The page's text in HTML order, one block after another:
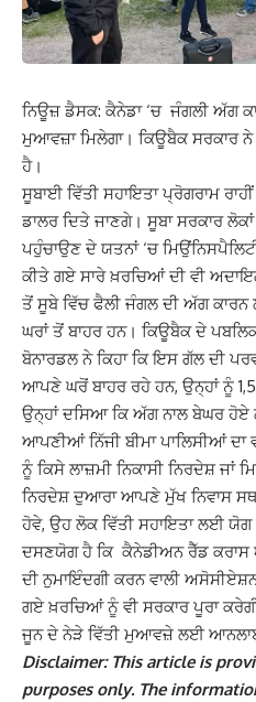
ਨਿਊਜ਼ ਡੈਸਕ: ਕੈਨੇਡਾ ‘ਚ ਜੰਗਲੀ ਅੱਗ
ਮੁਆਵਜ਼ਾ ਮਿਲੇਗਾ। ਕਿਊਬੈਕ ਸਰਕਾਰ
ਹੈ।
ਸੂਬਾਈ ਵਿੱਤੀ ਸਹਾਇਤਾ ਪ੍ਰੋਗਰਾਮ
ਡਾਲਰ ਦਿਤੇ ਜਾਣਗੇ। ਸੂਬਾ ਸਰਕਾਰ
ਪਹੁੰਚਾਉਣ ਦੇ ਯਤਨਾਂ ‘ਚ
ਕੀਤੇ ਗਏ ਸਾਰੇ ਖ਼ਰਚਿਆਂ ਦੀ ਵੀ
ਤੋਂ ਸੂਬੇ ਵਿੱਚ ਫੈਲੀ ਜੰਗਲ ਦੀ ਅੱਗ
ਘਰਾਂ ਤੋਂ ਬਾਹਰ ਹਨ। ਕਿਊਬੈਕ ਦੇ
ਬੋਨਾਰਡਲ ਨੇ ਕਿਹਾ ਕਿ ਇਸ ਗੱਲ ਦੀ
ਆਪਣੇ ਘਰੋਂ ਬਾਹਰ ਰਹੇ ਹਨ, ਉਨ੍ਹਾਂ ਨੂੰ
ਉਨ੍ਹਾਂ ਦਸਿਆ ਕਿ ਅੱਗ ਨਾਲ ਬੇਘਰ
ਆਪਣੀਆਂ ਨਿੱਜੀ ਬੀਮਾ ਪਾਲਿਸੀਆਂ ਦਾ
ਨੂੰ ਕਿਸੇ ਲਾਜ਼ਮੀ ਨਿਕਾਸੀ ਨਿਰਦੇਸ਼ ਜਾਂ
ਨਿਰਦੇਸ਼ ਦੁਆਰਾ ਆਪਣੇ ਮੁੱਖ ਨਿਵਾਸ
ਹੋਵੇ, ਉਹ ਲੋਕ ਵਿੱਤੀ ਸਹਾਇਤਾ ਲਈ
ਦਸਣਯੋਗ ਹੈ ਕਿ ਕੈਨੇਡੀਅਨ ਰੈੱਡ ਕਰਾਸ
ਦੀ ਨੁਮਾਇੰਦਗੀ ਕਰਨ ਵਾਲੀ
ਗਏ ਖ਼ਰਚਿਆਂ ਨੂੰ ਵੀ ਸਰਕਾਰ ਪੂਰਾ
ਜੂਨ ਦੇ ਨੇੜੇ ਵਿੱਤੀ ਮੁਆਵਜ਼ੇ ਲਈ
Disclaimer: This article is
purposes only. The